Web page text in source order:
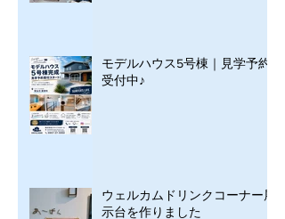
モデルハウス5号棟｜見学予約
受付中♪
ウェルカムドリンクコーナー展
示台を作りました